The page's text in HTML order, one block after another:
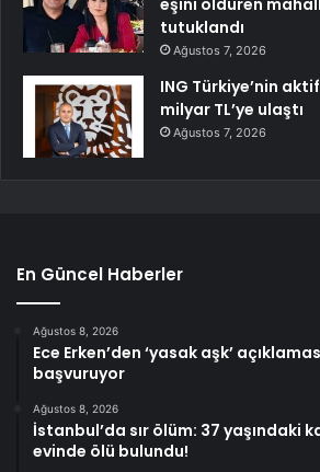
eşini öldüren
tutuklandı
Ağustos 7, 2026
ING Türkiye’nin
milyar TL’ye ulaştı
Ağustos 7, 2026
En Güncel Haberler
Ağustos 8, 2026
Ece Erken’den ‘yasak aşk’
başvuruyor
Ağustos 8, 2026
İstanbul’da sır ölüm: 37 yaşındaki
evinde ölü bulundu!